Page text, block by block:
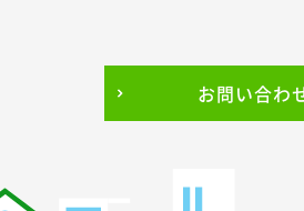
お問い合わ